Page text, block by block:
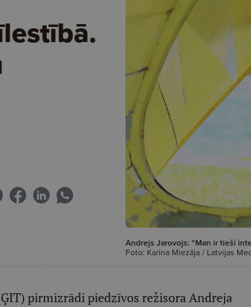
Andrejs Jarovojs: "Man ir tieši
Foto: Karīna Miezāja / Latvijas
pirmizrādi piedzīvos režisora Andreja